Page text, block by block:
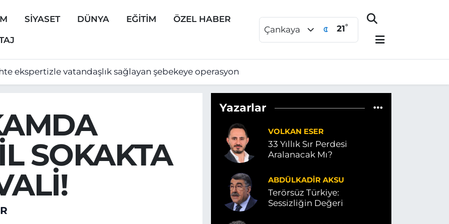
SİYASET DÜNYA EĞİTİM ÖZEL HABER
Çankaya 21°
ekspertizle vatandaşlık sağlayan şebekeye operasyon
SOKAKTA
Yazarlar
VOLKAN ESER
33 Yıllık Sır Perdesi
Aralanacak Mı?
ABDÜLKADIR AKSU
Terörsüz Türkiye:
Sessizliğin Değeri